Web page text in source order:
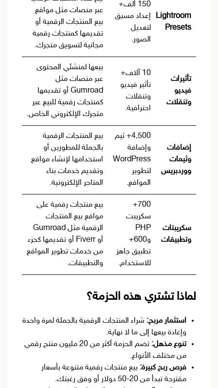
Lightroom
Presets
150 ألف+
إعداد مسبق
لتعديل
الصور.
عبر منصات مثل مواقع
بيع المنتجات الرقمية أو
تقديمها كمنتجات رقمية
مجانية لتسويق متجرك.
تأثيرات
فيديو
وتنقلات
10 آلاف+
تأثير فيديو
وتنقلات
احترافية.
بيعها لمنشئي المحتوى
عبر منصات مثل
Gumroad أو تقديمها
كمنتجات رقمية للبيع عبر
متجرك الإلكتروني الخاص.
إضافات
وثيمات
ووردبريس
4,500+ ثيم
وإضافة
WordPress
لتطوير
المواقع.
بيع المنتجات الرقمية
بالجملة للمطورين أو
استخدامها لإنشاء مواقع
وتقديم خدمات بناء
المتاجر الإلكترونية.
سكريبتات
وتطبيقات
700+
سكريبت
PHP
و600+
تطبيق جاهز
للاستخدام.
بيع منتجات رقمية على
مواقع بيع المنتجات
الرقمية مثل Gumroad
أو Fiverr أو تقديمها كجزء
من خدمات تطوير المواقع
والتطبيقات.
لماذا تشتري هذه الحزمة؟
استثمار مربح: شراء المنتجات الرقمية بالجملة لمرة واحدة
وإعادة بيعها إلى ما لا نهاية.
تنوع مذهل:
تضم الحزمة أكثر من 20 مليون منتج رقمي
من مختلف الأنواع.
فرص ربح كبيرة: بيع منتجات رقمية متنوعة بأسعار
مقترحة تبدأ من 20-50 دولار أو وفق رغبتك.